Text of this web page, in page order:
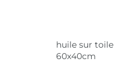
huile sur toile
60x40cm